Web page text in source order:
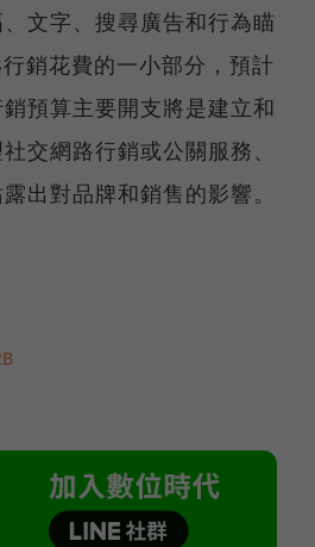
文字、搜尋廣告和行為瞄
銷花費的一小部分，預計
預算主要開支將是建立和
交網路行銷或公關服務、
出對品牌和銷售的影響。